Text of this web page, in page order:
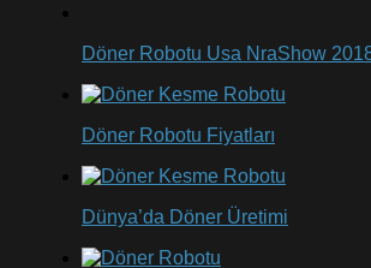
Döner Robotu Usa NraShow
Döner Robotu Fiyatları
Dünya’da Döner Üretimi